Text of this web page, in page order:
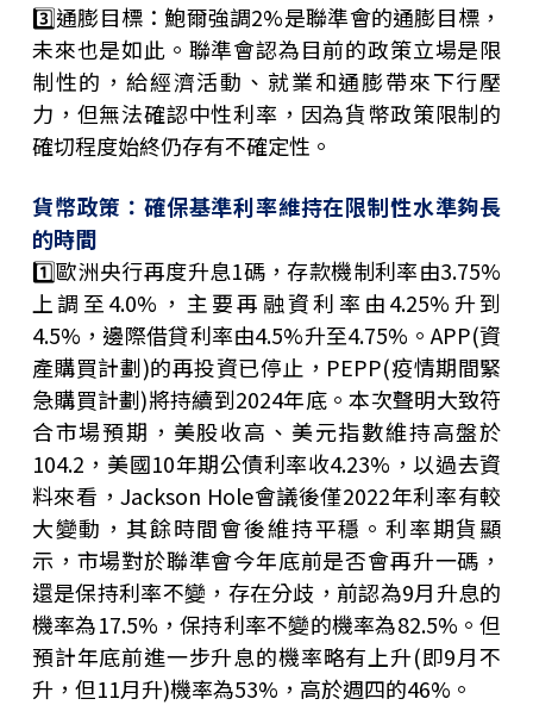
3️⃣通膨目標：鮑爾強調2%是聯準會的通膨目標，
未來也是如此。聯準會認為目前的政策立場是限
制性的，給經濟活動、就業和通膨帶來下行壓
力，但無法確認中性利率，因為貨幣政策限制的
確切程度始終仍存有不確定性。
貨幣政策：確保基準利率維持在限制性水準夠長
的時間
1️⃣歐洲央行再度升息1碼，存款機制利率由3.75%
上調至4.0%，主要再融資利率由4.25%升到
4.5%，邊際借貸利率由4.5%升至4.75%。APP(資
產購買計劃)的再投資已停止，PEPP(疫情期間緊
急購買計劃)將持續到2024年底。本次聲明大致符
合市場預期，美股收高、美元指數維持高盤於
104.2，美國10年期公債利率收4.23%，以過去資
料來看，Jackson Hole會議後僅2022年利率有較
大變動，其餘時間會後維持平穩。利率期貨顯
示，市場對於聯準會今年底前是否會再升一碼，
還是保持利率不變，存在分歧，前認為9月升息的
機率為17.5%，保持利率不變的機率為82.5%。但
預計年底前進一步升息的機率略有上升(即9月不
升，但11月升)機率為53%，高於週四的46%。